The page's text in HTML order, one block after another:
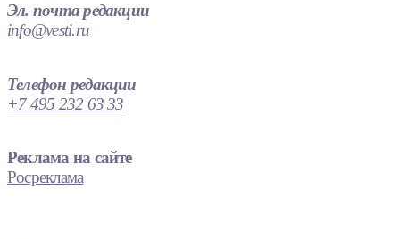
Эл. почта редакции
info@vesti.ru
Телефон редакции
+7 495 232 63 33
Реклама на сайте
Росреклама